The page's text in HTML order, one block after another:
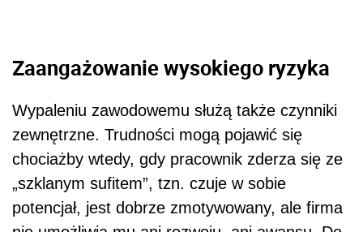
Zaangażowanie wysokiego ryzyka
Wypaleniu zawodowemu służą także czynniki
zewnętrzne. Trudności mogą pojawić się
chociażby wtedy, gdy pracownik zderza się ze
„szklanym sufitem”, tzn. czuje w sobie
potencjał, jest dobrze zmotywowany, ale firma